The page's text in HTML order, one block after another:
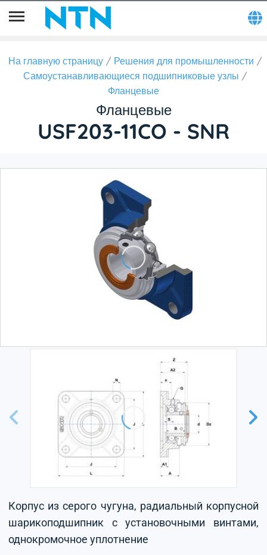
На главную страницу
Решения для промышленности
Самоустанавливающиеся подшипниковые узлы
Фланцевые
Фланцевые
USF203-11CO - SNR
Корпус из серого чугуна, радиальный корпусной
шарикоподшипник с установочными винтами,
однокромочное уплотнение